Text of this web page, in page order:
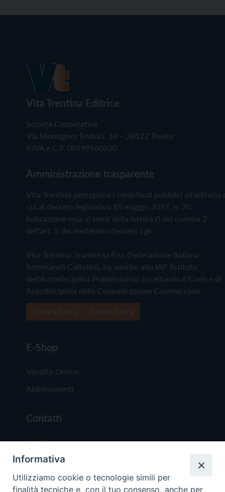
Vita Trentina Editrice
Società Cooperativa
Via Monsignor Endrici, 14 – 38122 Trento
P.IVA e C.F. 00199960220
Amministrazione trasparente
Vita Trentina percepisce i contributi pubblici all'editoria
cui al decreto legislativo 15 maggio 2017, n. 70.
Indicazione resa ai sensi della lettera f) del comma 2
dell'art. 5 del medesimo decreto Lgs.
Vita Trentina, tramite la Fisc (Federazione Italiana
Settimanali Cattolici), ha aderito allo IAP (Istituto
dell'Autodisciplina Pubblicitaria) accettando il Codice di
Autodisciplina della Comunicazione Commerciale
E-Shop
Vendita Online
Abbonamenti
Contatti
Chi Siamo
Redazione
Scrivici
Informativa
Utilizziamo cookie o tecnologie simili per
finalità tecniche e, con il tuo consenso, anche per